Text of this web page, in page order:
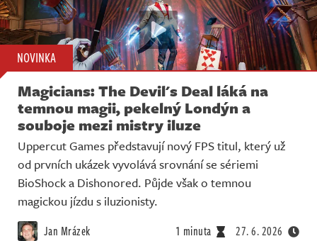
NOVINKA
Magicians: The Devil's Deal láká na
temnou magii, pekelný Londýn a
souboje mezi mistry iluze
Uppercut Games představují nový FPS titul, který už
od prvních ukázek vyvolává srovnání se sériemi
BioShock a Dishonored. Půjde však o temnou
magickou jízdu s iluzionisty.
Jan Mrázek 1 minuta 27. 6. 2026